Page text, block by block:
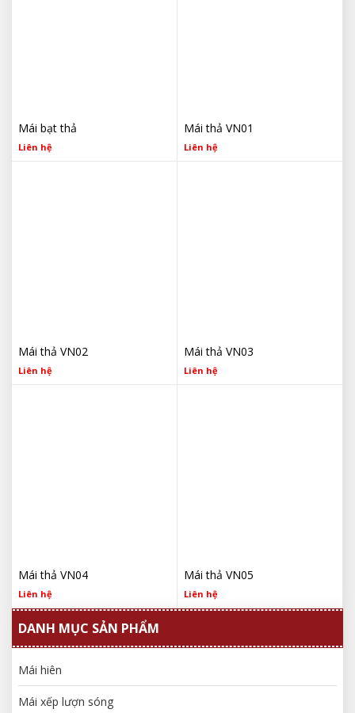
Mái bạt thả
Liên hệ
Mái thả VN01
Liên hệ
Mái thả VN02
Liên hệ
Mái thả VN03
Liên hệ
Mái thả VN04
Liên hệ
Mái thả VN05
Liên hệ
DANH MỤC SẢN PHẨM
Mái hiên
Mái xếp lượn sóng